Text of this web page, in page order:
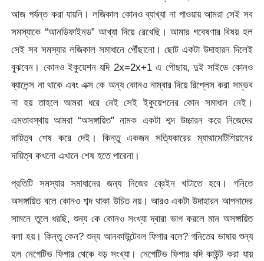
আজ পর্যন্ত করা যায়নি। লজিকাল কোনও ব্যাখ্যা না পাওয়ায় আমরা সেই সব
সমস্যাকে “আনডিফাইনড” আখ্যা দিয়ে রেখেছি। আমার গবেষণার বিষয় হল
সেই সব সমস্যার লজিকাল সমাধানে পৌঁছানো। ছোট একটা উদাহারন দিলেই
বুঝবেন। কোনও ইকুয়েশন যদি 2x=2x+1 এ পৌছায়, দুই সাইডে কোনও
ব্যালেন্স না থাকে এবং এক্স কে অন্য কোনও নাম্বার দিয়ে রিপ্লেস করা সম্ভব
না হয় তাহলে আমরা ধরে নেই সেই ইকুয়েশনের কোন সমাধান নেই।
এমতাবস্থায় আমরা “অসঙ্গায়িত” নামক একটা শব্দ উচ্চারন করে নিজেদের
দায়িত্ব শেষ করে দেই। কিন্তু একজন সত্যিকারের ম্যাথামেটিশিয়ানের
দায়িত্ব কখনো এখানে শেষ হতে পারেনা।
প্রতিটি সমস্যার সমাধানের জন্য নিজের ব্রেইন খাটাতে হবে। গনিতে
অসঙ্গায়িত বলে কোনও শব্দ থাকা উচিত নয়। আরও একটা উদাহারন আপনাদের
সামনে তুলে ধরছি, শুন্য কে কোনও সংখ্যা দ্বারা ভাগ করলে মান অসঙ্গায়িত
বলা হয়। কিন্তু কেন? শুন্য আনকাউন্টেবল ফিগার বলে? গনিতের ভাষায় শুন্য
হল নেগেটিভ ফিগার থেকে বড় সংখ্যা। নেগেটিভ ফিগার যদি কাউন্ট করা যায়